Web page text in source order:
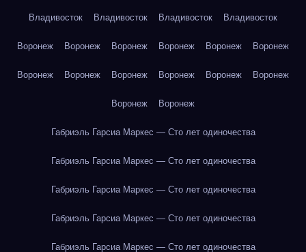
Владивосток Владивосток Владивосток Владивосток
Воронеж Воронеж Воронеж Воронеж Воронеж Воронеж
Воронеж Воронеж Воронеж Воронеж Воронеж Воронеж
Воронеж Воронеж
Габриэль Гарсиа Маркес — Сто лет одиночества
Габриэль Гарсиа Маркес — Сто лет одиночества
Габриэль Гарсиа Маркес — Сто лет одиночества
Габриэль Гарсиа Маркес — Сто лет одиночества
Габриэль Гарсиа Маркес — Сто лет одиночества